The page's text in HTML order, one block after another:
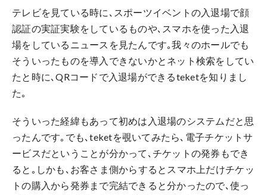
テレビを見ている時に､スポーツイベントの入退場で顔
認証の実証実験をしているものや､スマホを使った入退
場をしているニュースを見たんです｡我々のホールでも
そういったものを導入できないかとネット検索をしてい
たと時に､QRコードで入退場ができるteketを知りまし
た｡
そういった経緯もあって初めは入退場のシステムだと思
ったんです｡でも､teketを覗いてみたら､電子チケットサ
ービスだということが分かって､チケットの発券もでき
ると｡しかも､お客さま側からするとスマホ上だけチケッ
トの購入から発券まで完結できると分かったので､使っ